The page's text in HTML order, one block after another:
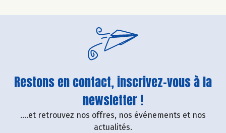
Restons en contact, inscrivez-vous à la
newsletter !
....et retrouvez nos offres, nos événements et nos
actualités.